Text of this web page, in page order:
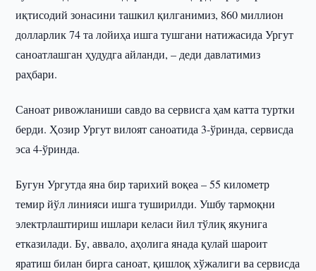
иқтисодий зонасини ташкил қилганимиз, 860 миллион
долларлик 74 та лойиҳа ишга тушгани натижасида Ургут
саноатлашган ҳудудга айланди, – деди давлатимиз
раҳбари.
Саноат ривожланиши савдо ва сервисга ҳам катта туртки
берди. Ҳозир Ургут вилоят саноатида 3-ўринда, сервисда
эса 4-ўринда.
Бугун Ургутда яна бир тарихий воқеа – 55 километр
темир йўл линияси ишга туширилди. Ушбу тармоқни
электрлаштириш ишлари келаси йил тўлиқ якунига
етказилади. Бу, аввало, аҳолига янада қулай шароит
яратиш билан бирга саноат, қишлоқ хўжалиги ва сервисда